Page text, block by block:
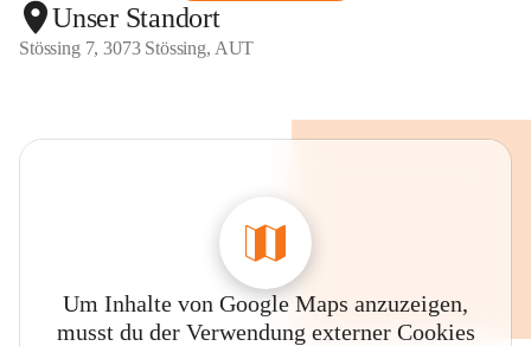
Unser Standort
Stössing 7, 3073 Stössing, AUT
Um Inhalte von Google Maps anzuzeigen,
musst du der Verwendung externer Cookies